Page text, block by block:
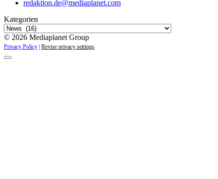
redaktion.de@mediaplanet.com
Kategorien
© 2026 Mediaplanet Group
Privacy Policy | Revise privacy settings